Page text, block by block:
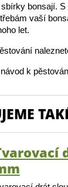
bonsají. S
vaší
let.
k